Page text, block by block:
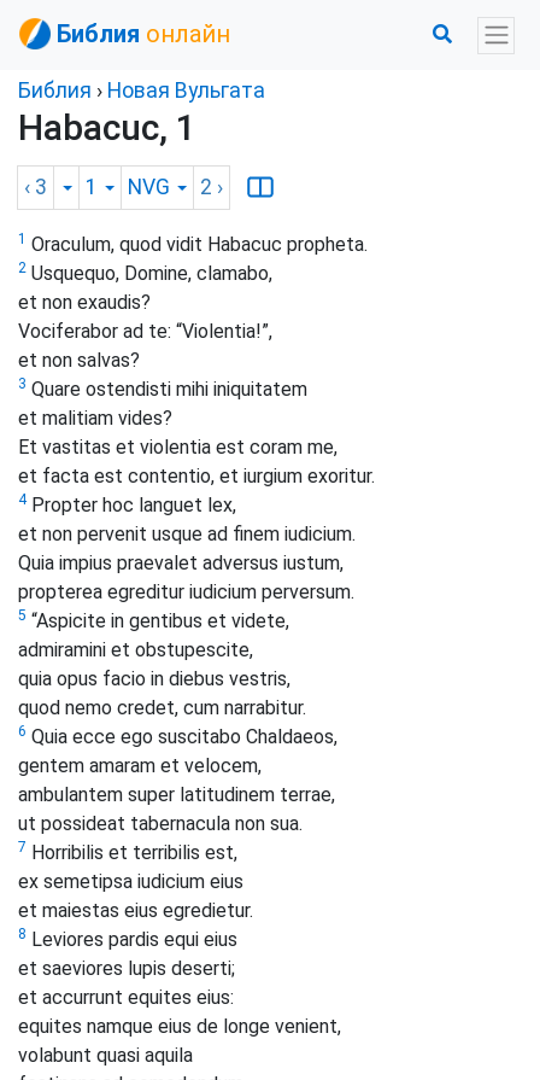
Библия онлайн
Библия › Новая Вульгата
Habacuc, 1
‹ 3 1 NVG 2 ›
1 Oraculum, quod vidit Habacuc propheta.
2 Usquequo, Domine, clamabo,
et non exaudis?
Vociferabor ad te: “Violentia!”,
et non salvas?
3 Quare ostendisti mihi iniquitatem
et malitiam vides?
Et vastitas et violentia est coram me,
et facta est contentio, et iurgium exoritur.
4Propter hoc languet lex,
et non pervenit usque ad finem iudicium.
Quia impius praevalet adversus iustum,
propterea egreditur iudicium perversum.
5 “Aspicite in gentibus et videte,
admiramini et obstupescite,
quia opus facio in diebus vestris,
quod nemo credet, cum narrabitur.
6 Quia ecce ego suscitabo Chaldaeos,
gentem amaram et velocem,
ambulantem super latitudinem terrae,
ut possideat tabernacula non sua.
7 Horribilis et terribilis est,
ex semetipsa iudicium eius
et maiestas eius egredietur.
8 Leviores pardis equi eius
et saeviores lupis deserti;
et accurrunt equites eius:
equites namque eius de longe venient,
volabunt quasi aquila